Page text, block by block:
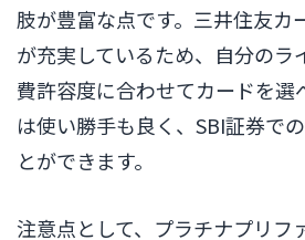
肢が豊富な点です。三井住友カ
が充実しているため、自分のラ
費許容度に合わせてカードを選
は使い勝手も良く、SBI証券で
とができます。
注意点として、プラチナプリフ